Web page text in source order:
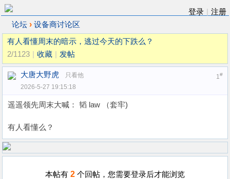
登录
注册
论坛 › 设备商讨论区
有人看懂周末的暗示，逃过今天的下跌么？
2/1123
收藏 发帖
1#
大唐大野虎
只看他
2026-5-27 19:15:18
遥遥领先周末大喊： 韬 law （套牢)
有人看懂么？
本帖有 2 个回帖，您需要登录后才能浏览